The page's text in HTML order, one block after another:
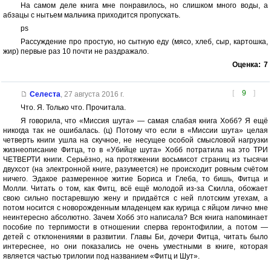
На самом деле книга мне понравилось, но слишком много воды, а
абзацы с нытьем мальчика приходится пропускать.
ps
Рассуждение про простую, но сытную еду (мясо, хлеб, сыр, картошка,
жир) первые раз 10 почти не раздражало.
Оценка: 7
[ 9 ]
Селеста 27 августа 2016 г.
Что. Я. Только что. Прочитала.
Я говорила, что «Миссия шута» — самая слабая книга Хобб? Я ещё
никогда так не ошибалась. (ц) Потому что если в «Миссии шута» целая
четверть книги ушла на скучное, не несущее особой смысловой нагрузки
жизнеописание Фитца, то в «Убийце шута» Хобб потратила на это ТРИ
ЧЕТВЕРТИ книги. Серьёзно, на протяжении восьмисот страниц из тысячи
двухсот (на электронной книге, разумеется) не происходит ровным счётом
ничего. Эдакое размеренное житие Бориса и Глеба, то бишь, Фитца и
Молли. Читать о том, как Фитц, всё ещё молодой из-за Скилла, обожает
свою сильно постаревшую жену и придаётся с ней плотским утехам, а
потом носится с новорожденным младенцем как курица с яйцом лично мне
неинтересно абсолютно. Зачем Хобб это написала? Вся книга напоминает
пособие по терпимости в отношении сперва геронтофилии, а потом —
детей с отклонениями в развитии. Главы Би, дочери Фитца, читать было
интереснее, но они показались не очень уместными в книге, которая
является частью трилогии под названием «Фитц и Шут».